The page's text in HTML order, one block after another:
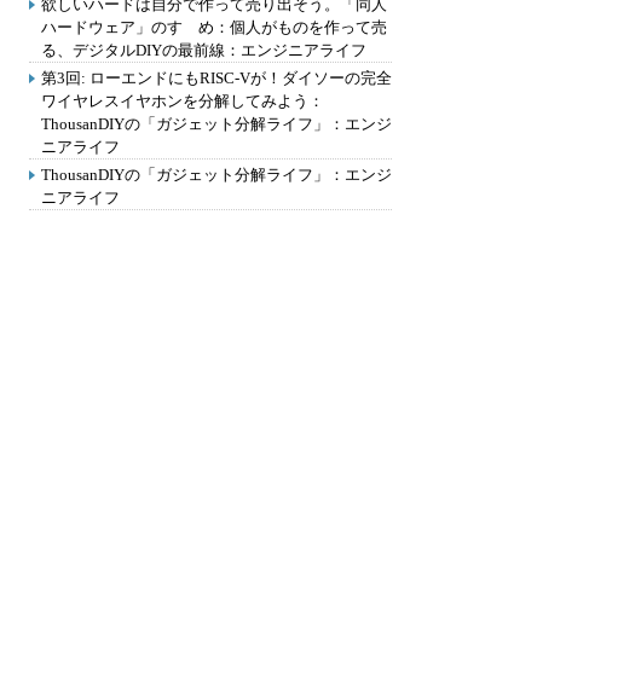
欲しいハードは自分で作って売り出そう。「同人
ハードウェア」のすゝめ：個人がものを作って売
る、デジタルDIYの最前線：エンジニアライフ
第3回: ローエンドにもRISC-Vが！ダイソーの完全
ワイヤレスイヤホンを分解してみよう：
ThousanDIYの「ガジェット分解ライフ」：エンジ
ニアライフ
ThousanDIYの「ガジェット分解ライフ」：エンジ
ニアライフ